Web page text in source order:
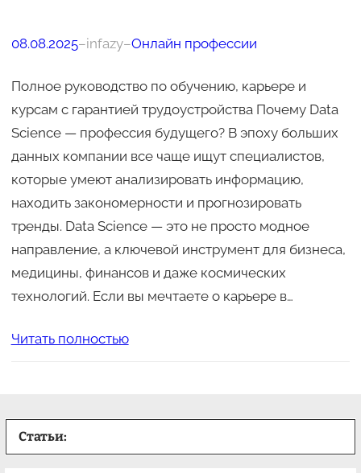
08.08.2025–infazy–Онлайн профессии
Полное руководство по обучению, карьере и
курсам с гарантией трудоустройства Почему Data
Science — профессия будущего? В эпоху больших
данных компании все чаще ищут специалистов,
которые умеют анализировать информацию,
находить закономерности и прогнозировать
тренды. Data Science — это не просто модное
направление, а ключевой инструмент для бизнеса,
медицины, финансов и даже космических
технологий. Если вы мечтаете о карьере в…
Читать полностью
Статьи: